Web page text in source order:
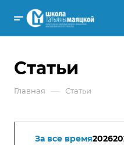
Статьи
Главная — Статьи
За все время2026